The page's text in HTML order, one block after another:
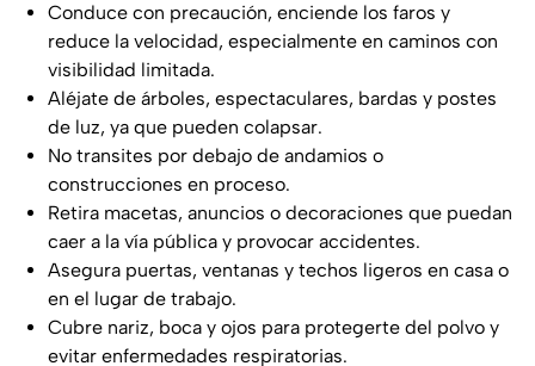
Conduce con precaución, enciende los faros y
reduce la velocidad, especialmente en caminos con
visibilidad limitada.
Aléjate de árboles, espectaculares, bardas y postes
de luz, ya que pueden colapsar.
No transites por debajo de andamios o
construcciones en proceso.
Retira macetas, anuncios o decoraciones que puedan
caer a la vía pública y provocar accidentes.
Asegura puertas, ventanas y techos ligeros en casa o
en el lugar de trabajo.
Cubre nariz, boca y ojos para protegerte del polvo y
evitar enfermedades respiratorias.